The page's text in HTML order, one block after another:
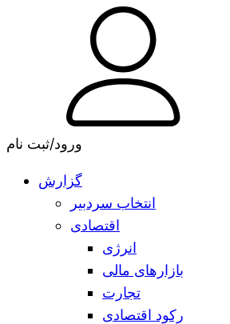
ورود/ثبت نام
گزارش
انتخاب سردبیر
اقتصادی
انرژی
بازارهای مالی
تجارت
رکود اقتصادی